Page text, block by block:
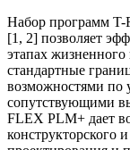
Набор программ
[1, 2] позволяет
этапах
стандартные
возможностями по
сопутствующими
FLEX PLM+ дает
конструкторского